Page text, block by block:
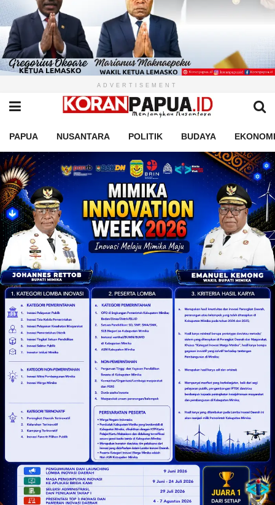
ADVERTISEMENT
PAPUA NUSANTARA POLITIK BUDAYA EKONOMI